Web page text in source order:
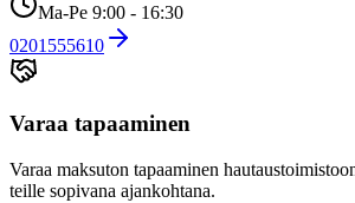
Ma-Pe 9:00 - 16:30
0201555610
Varaa tapaaminen
Varaa maksuton tapaaminen
teille sopivana ajankohtana.